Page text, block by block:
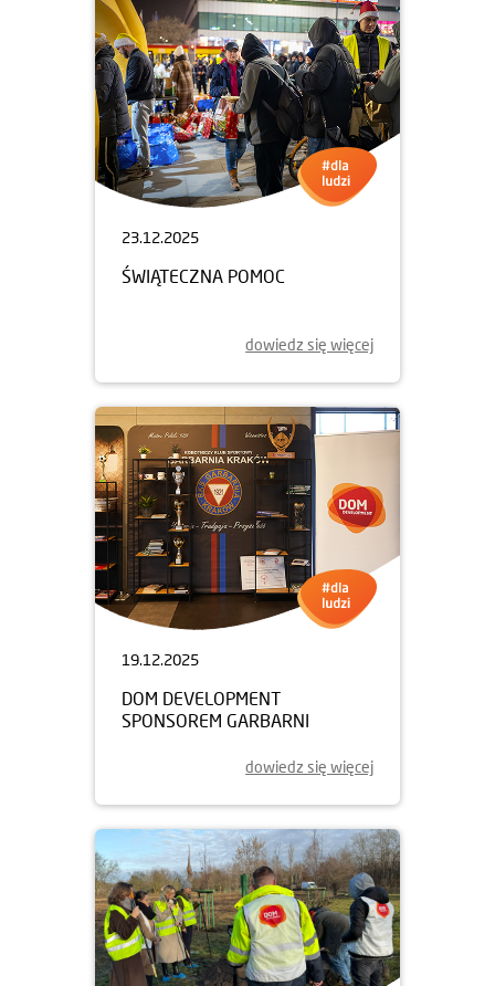
23.12.2025
ŚWIĄTECZNA POMOC
dowiedz się więcej
19.12.2025
DOM DEVELOPMENT
SPONSOREM GARBARNI
dowiedz się więcej